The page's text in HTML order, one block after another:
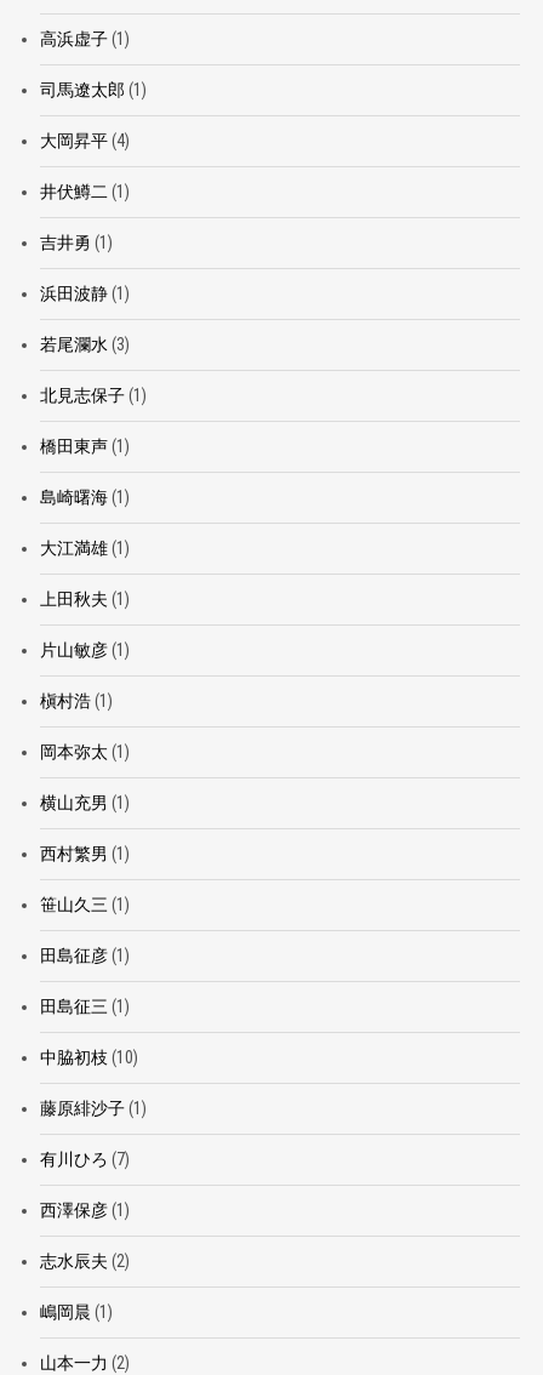
高浜虚子(1)
司馬遼太郎 (1)
大岡昇平(4)
井伏鱒二(1)
吉井勇 (1)
浜田波静(1)
若尾瀾水(3)
北見志保子(1)
橋田東声(1)
島崎曙海(1)
大江満雄(1)
上田秋夫 (1)
片山敏彦(1)
槇村浩(1)
岡本弥太 (1)
横山充男 (1)
西村繁男 (1)
笹山久三 (1)
田島征彦(1)
田島征三 (1)
中脇初枝 (10)
藤原緋沙子(1)
有川ひろ (7)
西澤保彦(1)
志水辰夫 (2)
嶋岡晨 (1)
山本一力 (2)